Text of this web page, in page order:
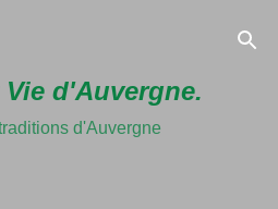
Accéder
d'Auvergne.
d'Auvergne